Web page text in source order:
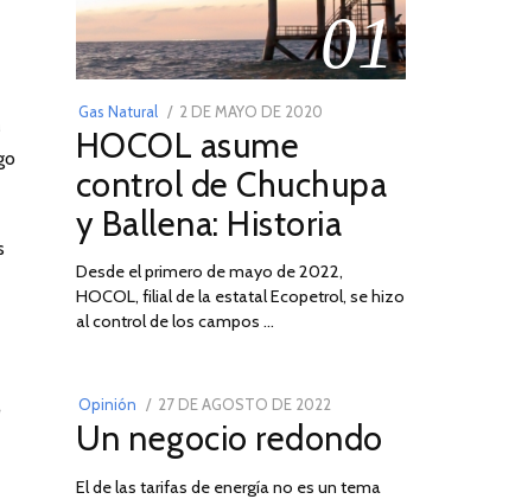
01
Gas Natural
POSTED
ON
2 DE MAYO DE 2020
DE
2026
HOCOL asume
control de Chuchupa
y Ballena: Historia
Desde el primero de mayo de 2022,
HOCOL, filial de la estatal Ecopetrol, se hizo
al control de los campos …
Opinión
POSTED
ON
27 DE AGOSTO DE 202230
DE
DE
Un negocio redondo
El de las tarifas de energía no es un tema